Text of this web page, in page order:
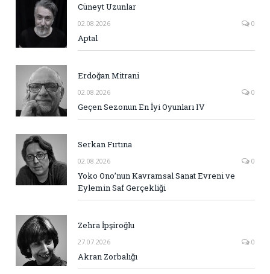
Cüneyt Uzunlar
02.08.2026 0
Aptal
Erdoğan Mitrani
02.08.2026 0
Geçen Sezonun En İyi Oyunları IV
Serkan Fırtına
02.08.2026 0
Yoko Ono’nun Kavramsal Sanat Evreni ve
Eylemin Saf Gerçekliği
Zehra İpşiroğlu
27.07.2026 0
Akran Zorbalığı